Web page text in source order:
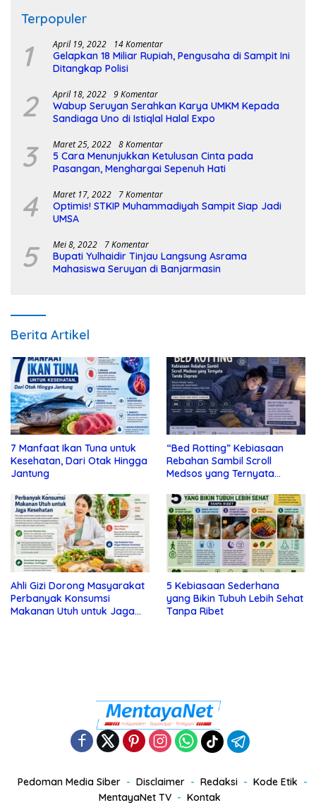
Terpopuler
1 April 19, 2022 14 Komentar
Gelapkan 18 Miliar Rupiah, Pengusaha di Sampit Ini
Ditangkap Polisi
2 April 18, 2022 9 Komentar
Wabup Seruyan Serahkan Karya UMKM Kepada
Sandiaga Uno di Istiqlal Halal Expo
3 Maret 25, 2022 8 Komentar
5 Cara Menunjukkan Ketulusan Cinta pada
Pasangan, Menghargai Sepenuh Hati
4 Maret 17, 2022 7 Komentar
Optimis! STKIP Muhammadiyah Sampit Siap Jadi
UMSA
5 Mei 8, 2022 7 Komentar
Bupati Yulhaidir Tinjau Langsung Asrama
Mahasiswa Seruyan di Banjarmasin
Berita Artikel
7 Manfaat Ikan Tuna untuk
Kesehatan, Dari Otak Hingga
Jantung
“Bed Rotting” Kebiasaan
Rebahan Sambil Scroll
Medsos yang Ternyata
Ahli Gizi Dorong Masyarakat
Perbanyak Konsumsi
Makanan Utuh untuk Jaga
5 Kebiasaan Sederhana
yang Bikin Tubuh Lebih Sehat
Tanpa Ribet
Pedoman Media Siber Disclaimer Redaksi
Kode Etik
MentayaNet TV
Kontak